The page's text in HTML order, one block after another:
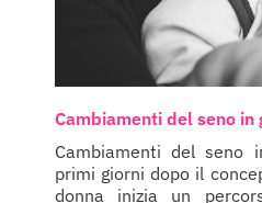
Cambiamenti del seno in
Cambiamenti del seno
primi giorni dopo il
donna inizia un